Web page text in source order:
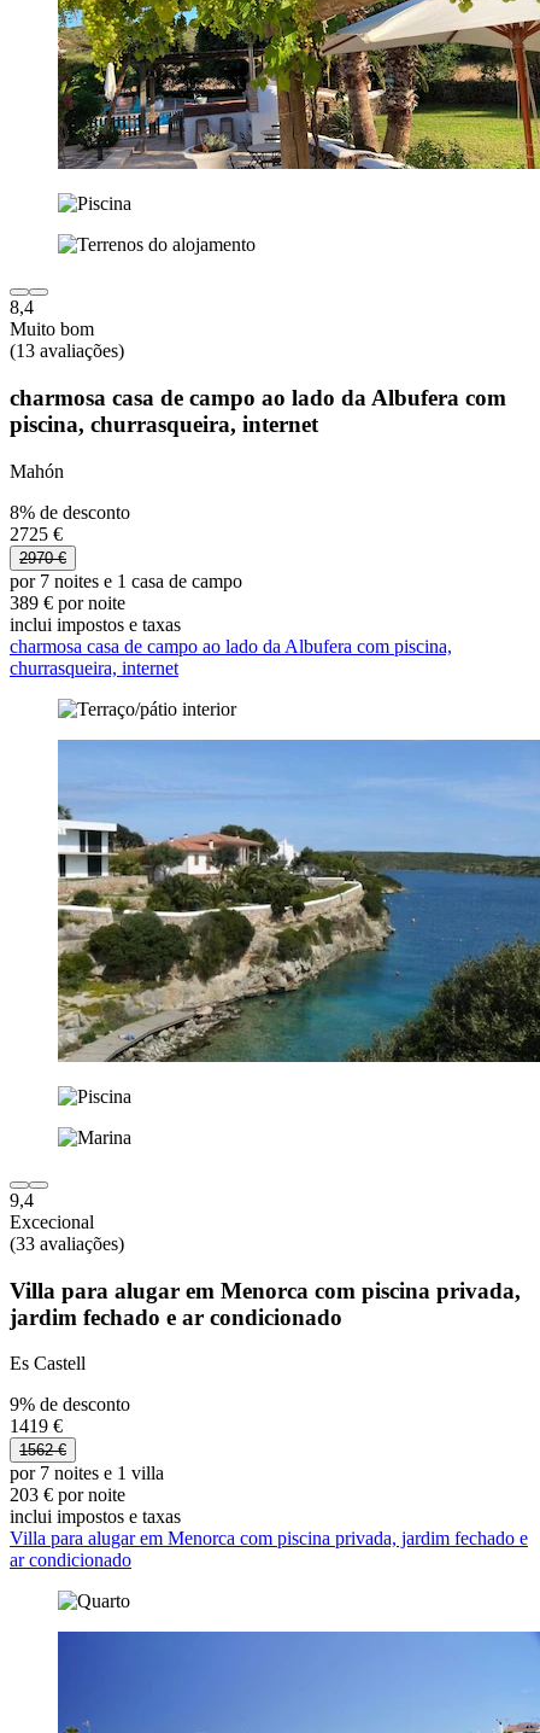
8,4
Muito bom
(13 avaliações)
charmosa casa de campo ao lado da Albufera com
piscina, churrasqueira, internet
Mahón
8% de desconto
2725 €
2970 €
por 7 noites e 1 casa de campo
389 € por noite
inclui impostos e taxas
charmosa casa de campo ao lado da Albufera com piscina,
churrasqueira, internet
9,4
Excecional
(33 avaliações)
Villa para alugar em Menorca com piscina privada,
jardim fechado e ar condicionado
Es Castell
9% de desconto
1419 €
1562 €
por 7 noites e 1 villa
203 € por noite
inclui impostos e taxas
Villa para alugar em Menorca com piscina privada, jardim fechado e
ar condicionado